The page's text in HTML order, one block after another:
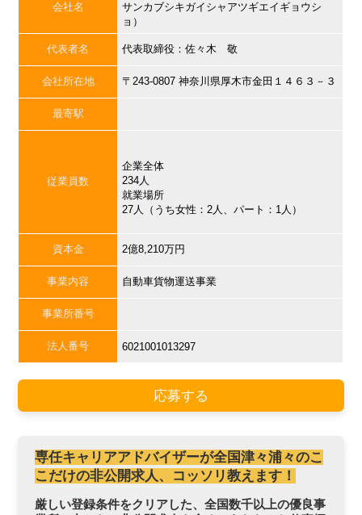
会社名
サンカブシキガイシャアツギエイギョウシ
ョ）
代表者名 代表取締役：佐々木 敬
会社所在地 〒243-0807 神奈川県厚木市金田１４６３－３
最寄駅
従業員数
企業全体
234人
就業場所
27人（うち女性：2人、パート：1人）
資本金 2億8,210万円
事業内容 自動車貨物運送事業
事業所番号
法人番号 6021001013297
応募する
専任キャリアアドバイザーが全国津々浦々のこ
こだけの非公開求人、コッソリ教えます！
厳しい登録条件をクリアした、全国数千以上の優良事